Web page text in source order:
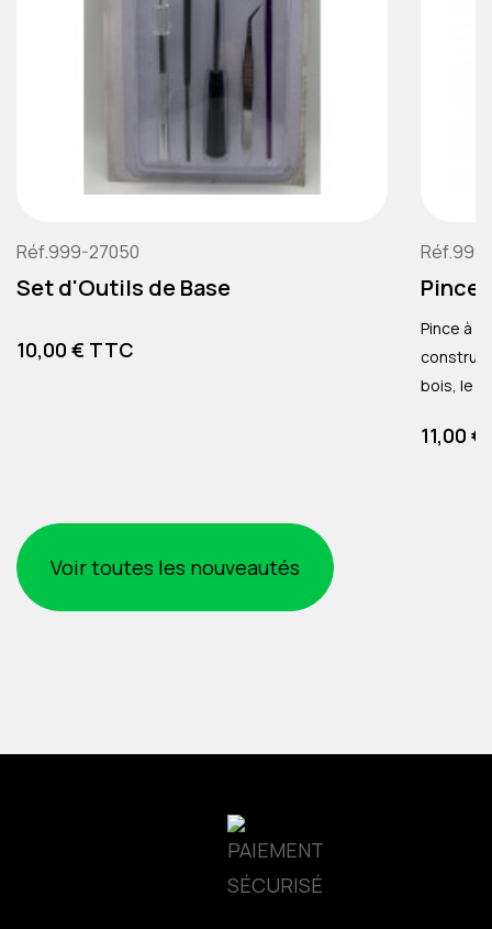
Réf.999-27050
Set d'Outils de Base
Prix
10,00 € TTC
Pince
Pince à
construction
bois, le
Env. 18cm
Prix
11,00
Voir toutes les nouveautés